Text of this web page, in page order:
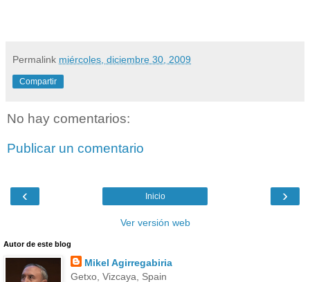
Permalink miércoles, diciembre 30, 2009
Compartir
No hay comentarios:
Publicar un comentario
‹ ›
Inicio
Ver versión web
Autor de este blog
Mikel Agirregabiria
Getxo, Vizcaya, Spain